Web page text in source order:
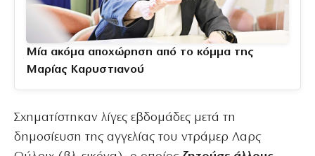
Μία ακόμα αποχώρηση από το κόμμα της
Μαρίας Καρυστιανού
Σχηματίστηκαν λίγες εβδομάδες μετά τη
δημοσίευση της αγγελίας του ντράμερ Λαρς